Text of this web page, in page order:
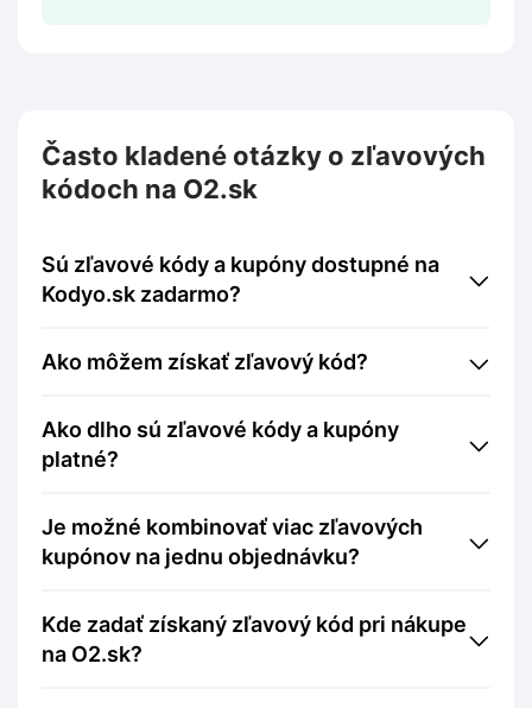
Často kladené otázky o zľavových
kódoch na O2.sk
Sú zľavové kódy a kupóny dostupné na
Kodyo.sk zadarmo?
Ako môžem získať zľavový kód?
Ako dlho sú zľavové kódy a kupóny
platné?
Je možné kombinovať viac zľavových
kupónov na jednu objednávku?
Kde zadať získaný zľavový kód pri nákupe
na O2.sk?